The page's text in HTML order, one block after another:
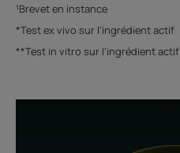
¹Brevet en instance
*Test ex vivo sur l'ingrédient actif
**Test in vitro sur l'ingrédient actif